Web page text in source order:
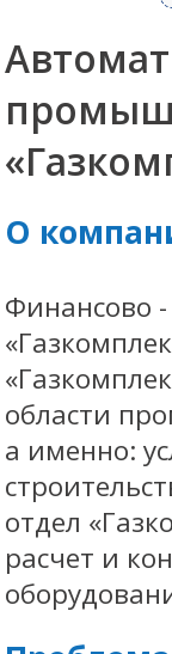
О
Финансово
области
а именно:
отдел
расчет и